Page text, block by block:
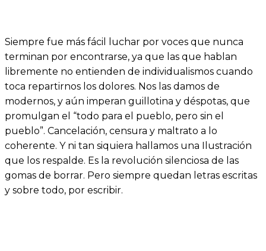
Siempre fue más fácil luchar por voces que nunca
terminan por encontrarse, ya que las que hablan
libremente no entienden de individualismos cuando
toca repartirnos los dolores. Nos las damos de
modernos, y aún imperan guillotina y déspotas, que
promulgan el “todo para el pueblo, pero sin el
pueblo”. Cancelación, censura y maltrato a lo
coherente. Y ni tan siquiera hallamos una Ilustración
que los respalde. Es la revolución silenciosa de las
gomas de borrar. Pero siempre quedan letras escritas
y sobre todo, por escribir.